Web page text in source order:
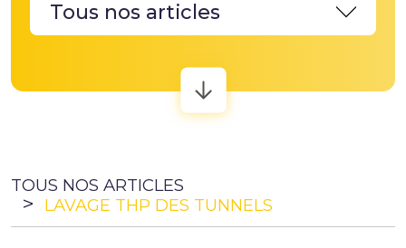
PLB Environnement
TOUS NOS ARTICLES
LAVAGE THP DES TUNNELS